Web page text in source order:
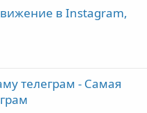
в Instagram,
телеграм - Самая